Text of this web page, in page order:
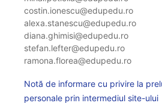
costin.ionescu@edupedu.ro
alexa.stanescu@edupedu.ro
diana.ghimisi@edupedu.ro
stefan.lefter@edupedu.ro
ramona.florea@edupedu.ro
Notă de informare cu privire la
personale prin intermediul site-ului